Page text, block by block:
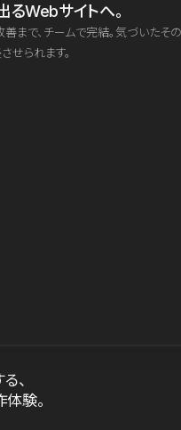
るWebサイトへ。
まで、チームで完結。気づいたそ
せられます。
、
験。